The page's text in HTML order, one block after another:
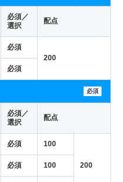
必須／
選択
配点
必須
200
必須
必須
必須／
選択
配点
必須 100
200
必須 100